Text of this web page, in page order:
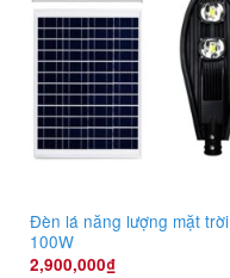
Đèn lá năng lượng mặt trời
100W
2,900,000₫